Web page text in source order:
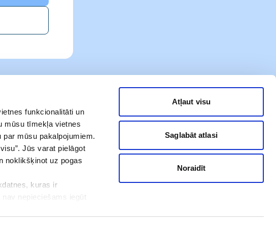
funkcionalitāti un
mūsu tīmekļa vietnes
mūsu pakalpojumiem.
Jūs varat pielāgot
noklikšķinot uz pogas
kuras ir
nepieciešams iegūt
Atļaut visu
Saglabāt atlasi
Noraidīt
23